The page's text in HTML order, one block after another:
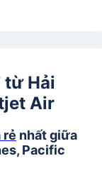
từ Hải
Air
rẻ nhất giữa
Pacific